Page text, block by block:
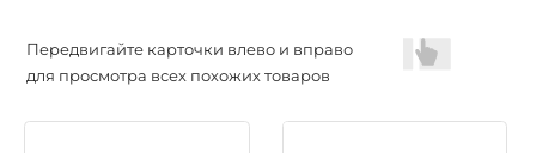
Передвигайте карточки влево и вправо
для просмотра всех похожих товаров